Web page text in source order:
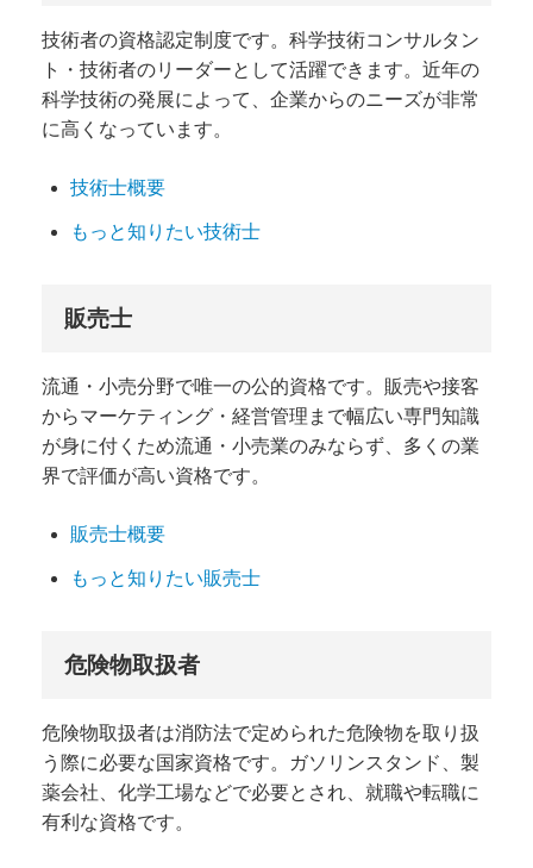
技術者の資格認定制度です。科学技術コンサルタン
ト・技術者のリーダーとして活躍できます。近年の
科学技術の発展によって、企業からのニーズが非常
に高くなっています。
技術士概要
もっと知りたい技術士
販売士
流通・小売分野で唯一の公的資格です。 販売や接客
からマーケティング・経営管理まで幅広い専門知識
が身に付くため流通・小売業のみならず、多くの業
界で評価が高い資格です。
販売士概要
もっと知りたい販売士
危険物取扱者
危険物取扱者は消防法で定められた危険物を取り扱
う際に必要な国家資格です。ガソリンスタンド、製
薬会社、化学工場などで必要とされ、就職や転職に
有利な資格です。